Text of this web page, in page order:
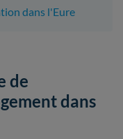
dans l'Eure
de
dans